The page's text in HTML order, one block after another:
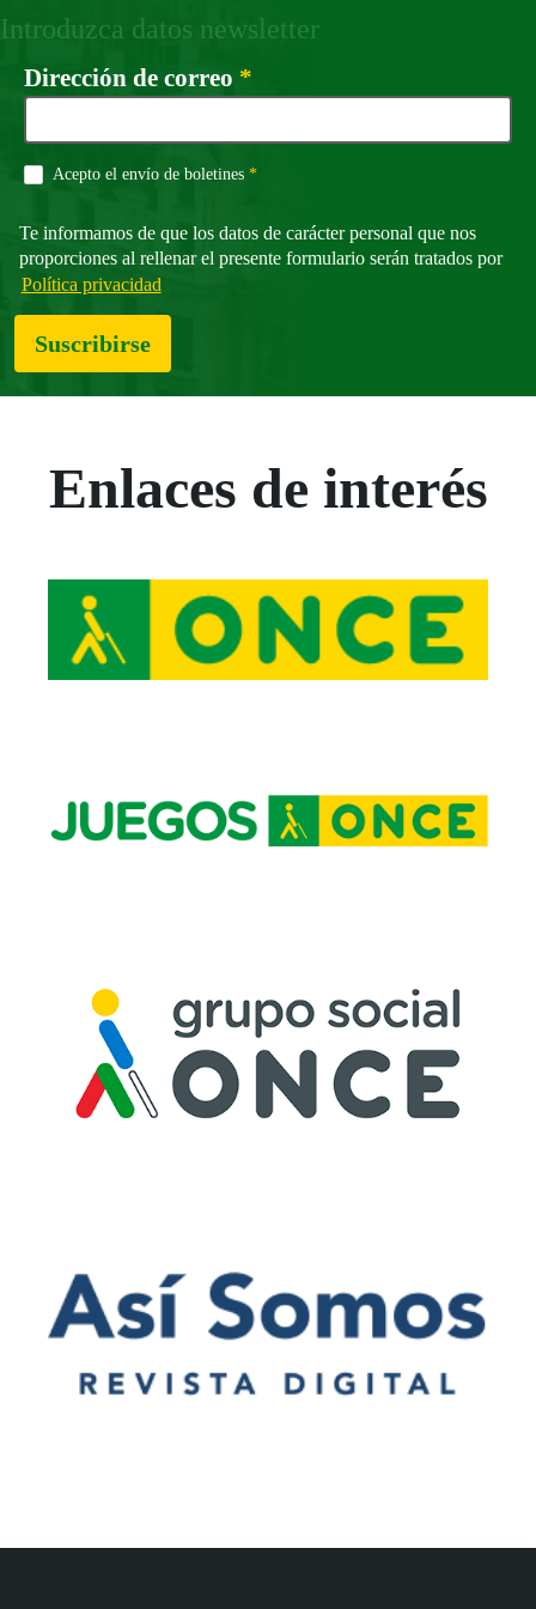
Introduzca datos newsletter
Dirección de correo *
Acepto el envío de boletines *Campo obligatorio
Te informamos de que los datos de carácter personal que nos
proporciones al rellenar el presente formulario serán tratados por
Política privacidad
Suscribirse
Enlaces de interés